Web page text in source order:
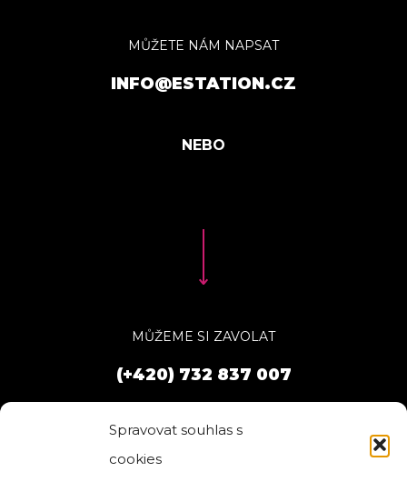
Spravovat souhlas s
cookies
MŮŽETE NÁM NAPSAT
INFO@ESTATION.CZ
MŮŽEME SI ZAVOLAT
(+420) 732 837 007